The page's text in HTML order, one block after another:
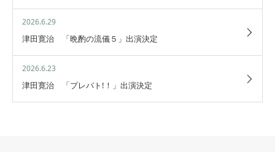
2026.6.29
津田寛治 「晩酌の流儀５」出演決定
2026.6.23
津田寛治 「プレバト!！」出演決定